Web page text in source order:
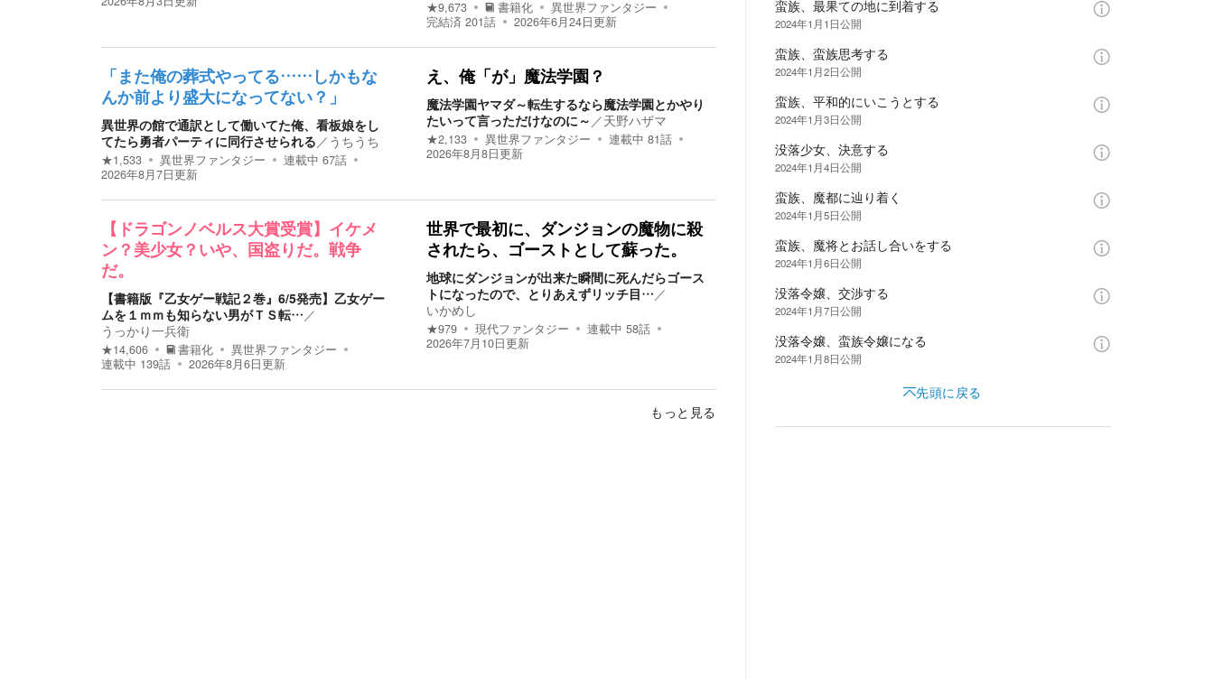
★9,673 書籍化
異世界ファンタジー
完結済 201話 2026年6月24日更新
「また俺の葬式やってる……しかもな
んか前より盛大になってない？」
異世界の館で通訳として働いてた俺、看板娘をし
てたら勇者パーティに同行させられる／ うちうち
★1,533 異世界ファンタジー 連載中 67話
2026年8月7日更新
え、俺「が」魔法学園？
魔法学園ヤマダ～転生するなら魔法学園とかやり
たいって言っただけなのに～ ／天野ハザマ
★2,133 異世界ファンタジー 連載中 81話
2026年8月8日更新
【ドラゴンノベルス大賞受賞】イケメ
ン？美少女？いや、国盗りだ。戦争
だ。
【書籍版『乙女ゲー戦記２巻』6/5発売】乙女ゲー
ムを１ｍｍも知らない男がＴＳ転…／
うっかり一兵衛
★14,606 書籍化
異世界ファンタジー
連載中 139話 2026年8月6日更新
世界で最初に、ダンジョンの魔物に殺
されたら、ゴーストとして蘇った。
地球にダンジョンが出来た瞬間に死んだらゴース
トになったので、とりあえずリッチ目…／
いかめし
★979 現代ファンタジー 連載中 58話
2026年7月10日更新
もっと見る
蛮族、最果ての地に到着する
2024年1月1日公開
蛮族、蛮族思考する
2024年1月2日公開
蛮族、平和的にいこうとする
2024年1月3日公開
没落少女、決意する
2024年1月4日公開
蛮族、魔都に辿り着く
2024年1月5日公開
蛮族、魔将とお話し合いをする
2024年1月6日公開
没落令嬢、交渉する
2024年1月7日公開
没落令嬢、蛮族令嬢になる
2024年1月8日公開
先頭に戻る